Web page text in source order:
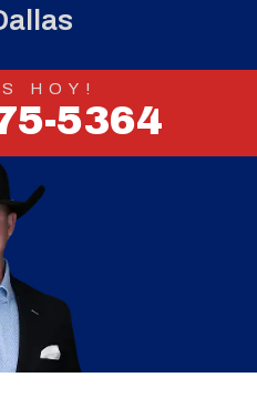
HOY!
5364